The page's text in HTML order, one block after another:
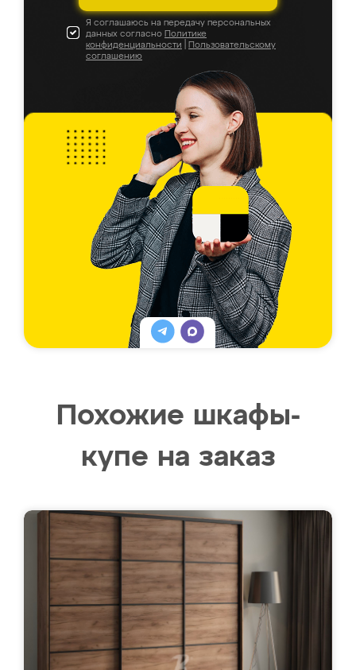
Я соглашаюсь на передачу персональных
данных согласно Политике
конфиденциальности
Пользовательскому
соглашению
Похожие шкафы-
купе на заказ